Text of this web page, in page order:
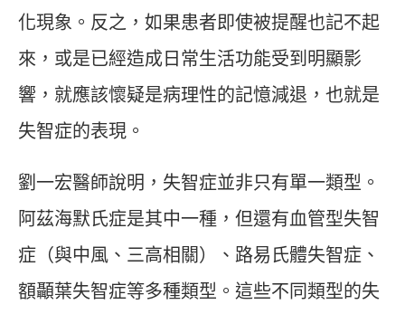
化現象。反之，如果患者即使被提醒也記不起
來，或是已經造成日常生活功能受到明顯影
響，就應該懷疑是病理性的記憶減退，也就是
失智症的表現。
劉一宏醫師說明，失智症並非只有單一類型。
阿茲海默氏症是其中一種，但還有血管型失智
症（與中風、三高相關）、路易氏體失智症、
額顳葉失智症等多種類型。這些不同類型的失